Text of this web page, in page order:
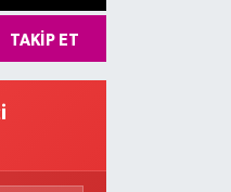
TAKIP ET